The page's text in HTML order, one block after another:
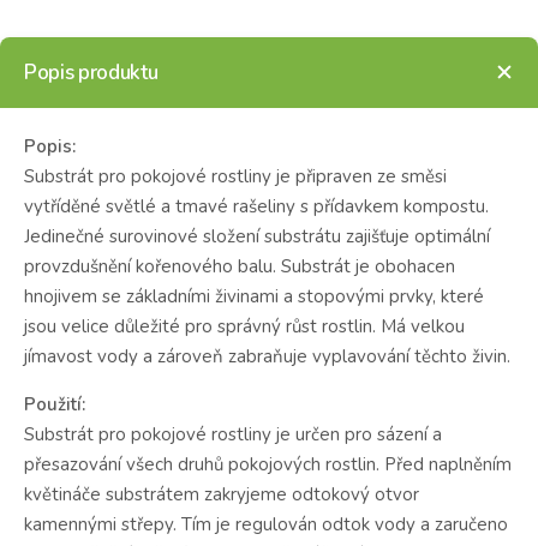
Popis produktu
Popis:
Substrát pro pokojové rostliny je připraven ze směsi
vytříděné světlé a tmavé rašeliny s přídavkem kompostu.
Jedinečné surovinové složení substrátu zajišťuje optimální
provzdušnění kořenového balu. Substrát je obohacen
hnojivem se základními živinami a stopovými prvky, které
jsou velice důležité pro správný růst rostlin. Má velkou
jímavost vody a zároveň zabraňuje vyplavování těchto živin.
Použití:
Substrát pro pokojové rostliny je určen pro sázení a
přesazování všech druhů pokojových rostlin. Před naplněním
květináče substrátem zakryjeme odtokový otvor
kamennými střepy. Tím je regulován odtok vody a zaručeno